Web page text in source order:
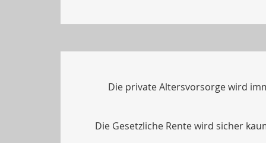
Die private Altersvorsorge wird
Die Gesetzliche Rente wird sicher